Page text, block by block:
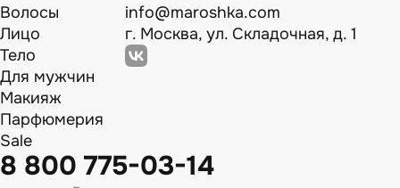
Волосы
Лицо
Тело
Для мужчин
Макияж
Парфюмерия
Sale
info@maroshka.com
г. Москва, ул. Складочная, д. 1
8 800 775-03-14